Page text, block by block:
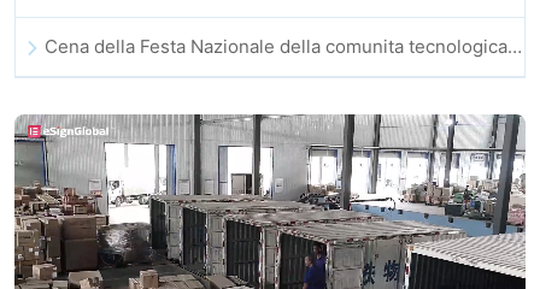
Cena della Festa Nazionale della comunita tecnologica e dell’innovazione di Hong Kong